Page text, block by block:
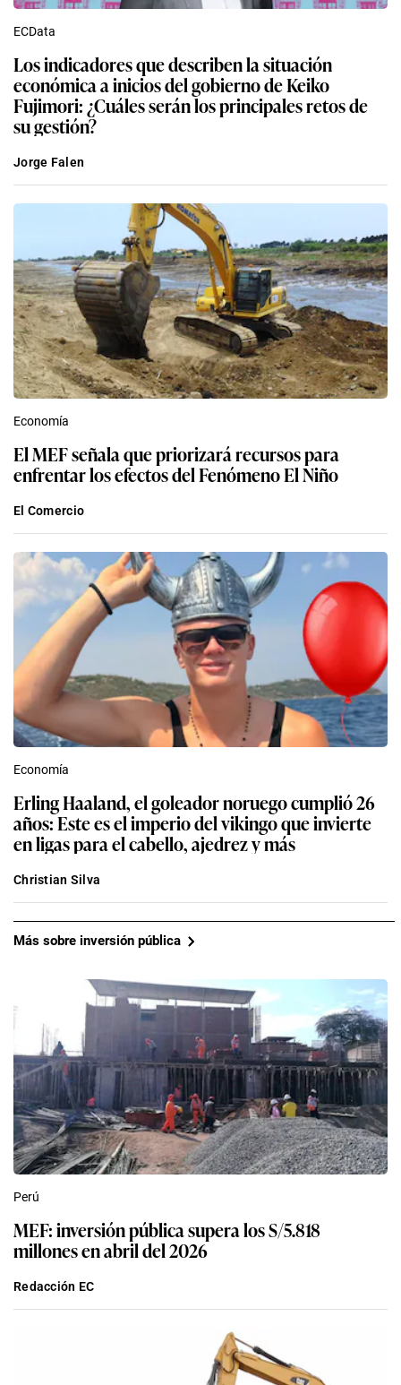
ECData
Los indicadores que describen la situación
económica a inicios del gobierno de Keiko
Fujimori: ¿Cuáles serán los principales retos de
su gestión?
Jorge Falen
Economía
El MEF señala que priorizará recursos para
enfrentar los efectos del Fenómeno El Niño
El Comercio
Economía
Erling Haaland, el goleador noruego cumplió 26
años: Este es el imperio del vikingo que invierte
en ligas para el cabello, ajedrez y más
Christian Silva
Más sobre inversión pública
Perú
MEF: inversión pública supera los S/5.818
millones en abril del 2026
Redacción EC